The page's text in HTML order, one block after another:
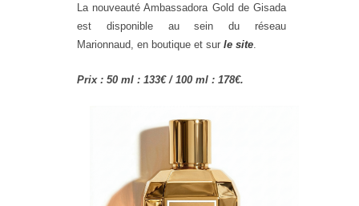
La nouveauté Ambassadora Gold de Gisada
est disponible au sein du réseau
Marionnaud, en boutique et sur le site
Prix : 50 ml : 133€ / 100 ml : 178€.